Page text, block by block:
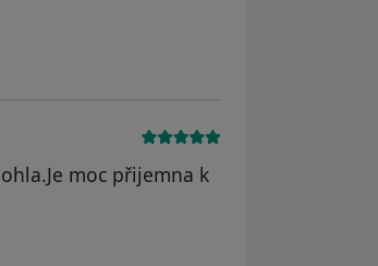
moc přijemna k